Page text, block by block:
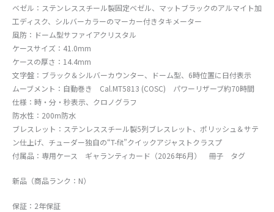
ベゼル：ステンレススチール製固定ベゼル、マットブラックのアルマイト加
工ディスク、シルバーカラーのマーカー付きタキメーター
風防：ドーム型サファイアクリスタル
ケースサイズ：41.0mm
ケースの厚さ：14.4mm
文字盤：ブラック＆シルバーカウンター、ドーム型、6時位置に日付表示
ムーブメント：自動巻き Cal.MT5813 (COSC) パワーリザーブ約70時間
仕様：時・分・秒表示、クロノグラフ
防水性：200m防水
ブレスレット：ステンレススチール製5列ブレスレット、ポリッシュ＆サテ
ン仕上げ、チューダー独自の“T-fit”クイックアジャストクラスプ
付属品：専用ケース ギャランティカード（2026年6月） 冊子 タグ
新品（商品ランク：N）
保証：2年保証